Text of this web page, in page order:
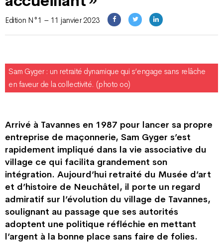
Edition N°1 – 11 janvier 2023
Sam Gyger : un retraité dynamique qui s’engage sans relâche
en faveur de la collectivité. (photo oo)
Arrivé à Tavannes en 1987 pour lancer sa propre
entreprise de maçonnerie, Sam Gyger s’est
rapidement impliqué dans la vie associative du
village ce qui facilita grandement son
intégration. Aujourd’hui retraité du Musée d’art
et d’histoire de Neuchâtel, il porte un regard
admiratif sur l’évolution du village de Tavannes,
soulignant au passage que ses autorités
adoptent une politique réfléchie en mettant
l’argent à la bonne place sans faire de folies.